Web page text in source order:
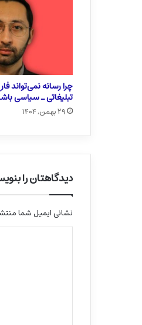
چرا رسانه نمی‌تواند
تبلیغاتی ـ سیاسی
۲۹ بهمن, ۱۴۰۴
دیدگاهتان را
نشانی ایمیل شما